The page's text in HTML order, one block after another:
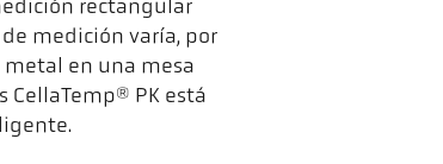
rectangular
medición varía, por
en una mesa
CellaTemp® PK está